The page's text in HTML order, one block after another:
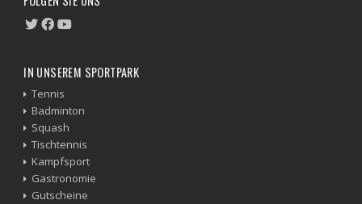
IN UNSEREM SPORTPARK
Tennis
Badminton
Squash
Tischtennis
Kampfsport
Gastronomie
Gutscheine